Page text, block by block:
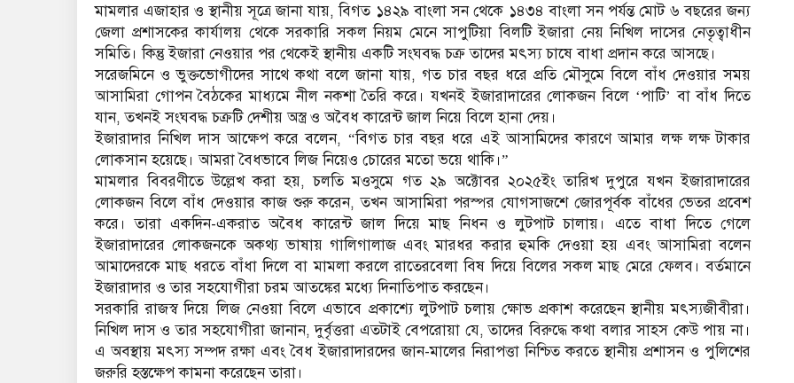
মামলার এজাহার ও স্থানীয় সূত্রে জানা যায়, বিগত ১৪২৯ বাংলা সন থেকে ১৪৩৪ বাংলা সন পর্যন্ত মোট ৬ বছরের জন্য
জেলা প্রশাসকের কার্যালয় থেকে সরকারি সকল নিয়ম মেনে সাপুটিয়া বিলটি ইজারা নেয় নিখিল দাসের নেতৃত্বাধীন
সমিতি। কিন্তু ইজারা নেওয়ার পর থেকেই স্থানীয় একটি সংঘবদ্ধ চক্র তাদের মৎস্য চাষে বাধা প্রদান করে আসছে।
সরেজমিনে ও ভুক্তভোগীদের সাথে কথা বলে জানা যায়, গত চার বছর ধরে প্রতি মৌসুমে বিলে বাঁধ দেওয়ার সময়
আসামিরা গোপন বৈঠকের মাধ্যমে নীল নকশা তৈরি করে। যখনই ইজারাদারের লোকজন বিলে ‘পাটি’ বা বাঁধ দিতে
যান, তখনই সংঘবদ্ধ চক্রটি দেশীয় অস্ত্র ও অবৈধ কারেন্ট জাল নিয়ে বিলে হানা দেয়।
ইজারাদার নিখিল দাস আক্ষেপ করে বলেন, “বিগত চার বছর ধরে এই আসামিদের কারণে আমার লক্ষ লক্ষ টাকার
লোকসান হয়েছে। আমরা বৈধভাবে লিজ নিয়েও চোরের মতো ভয়ে থাকি।”
মামলার বিবরণীতে উল্লেখ করা হয়, চলতি মওসুমে গত ২৯ অক্টোবর ২০২৫ইং তারিখ দুপুরে যখন ইজারাদারের
লোকজন বিলে বাঁধ দেওয়ার কাজ শুরু করেন, তখন আসামিরা পরস্পর যোগসাজশে জোরপূর্বক বাঁধের ভেতর প্রবেশ
করে। তারা একদিন-একরাত অবৈধ কারেন্ট জাল দিয়ে মাছ নিধন ও লুটপাট চালায়। এতে বাধা দিতে গেলে
ইজারাদারের লোকজনকে অকথ্য ভাষায় গালিগালাজ এবং মারধর করার হুমকি দেওয়া হয় এবং আসামিরা বলেন
আমাদেরকে মাছ ধরতে বাঁধা দিলে বা মামলা করলে রাতেরবেলা বিষ দিয়ে বিলের সকল মাছ মেরে ফেলব। বর্তমানে
ইজারাদার ও তার সহযোগীরা চরম আতঙ্কের মধ্যে দিনাতিপাত করছেন।
সরকারি রাজস্ব দিয়ে লিজ নেওয়া বিলে এভাবে প্রকাশ্যে লুটপাট চলায় ক্ষোভ প্রকাশ করেছেন স্থানীয় মৎস্যজীবীরা।
নিখিল দাস ও তার সহযোগীরা জানান, দুর্বৃত্তরা এতটাই বেপরোয়া যে, তাদের বিরুদ্ধে কথা বলার সাহস কেউ পায় না।
এ অবস্থায় মৎস্য সম্পদ রক্ষা এবং বৈধ ইজারাদারদের জান-মালের নিরাপত্তা নিশ্চিত করতে স্থানীয় প্রশাসন ও পুলিশের
জরুরি হস্তক্ষেপ কামনা করেছেন তারা।